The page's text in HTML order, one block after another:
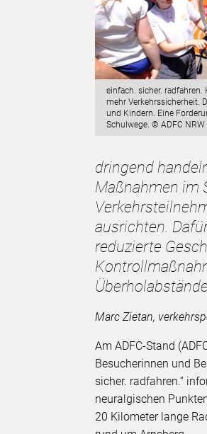
einfach. sicher. radfahren.
mehr Verkehrssicherheit.
und Kindern. Eine
Schulwege. © ADFC NRW
dringend
Maßnahmen im
ausrichten.
reduzierte
Marc Zietan,
Am ADFC-Stand
Besucherinnen und
sicher. radfahren.“
neuralgischen
20 Kilometer lange